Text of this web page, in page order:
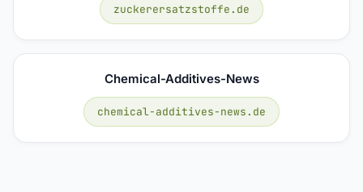
zuckerersatzstoffe.de
Chemical-Additives-News
chemical-additives-news.de